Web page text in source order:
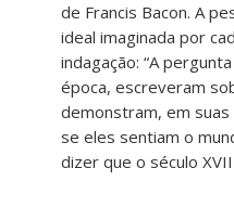
de Francis Bacon. A
ideal imaginada por
indagação: “A
época, escreveram
demonstram, em suas
se eles sentiam o
dizer que o século